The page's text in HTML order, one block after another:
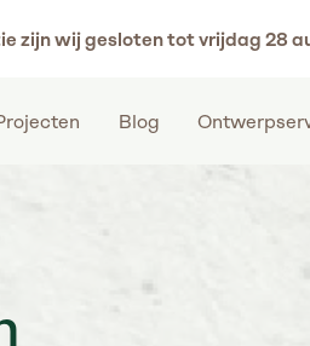
zijn wij gesloten tot vrijdag 28
Blog